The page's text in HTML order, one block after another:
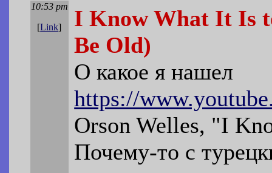
10:53 pm
[Link]
I Know What It Is
Be Old)
О какое я нашел
https://
Orson Welles, "I
Почему-то с